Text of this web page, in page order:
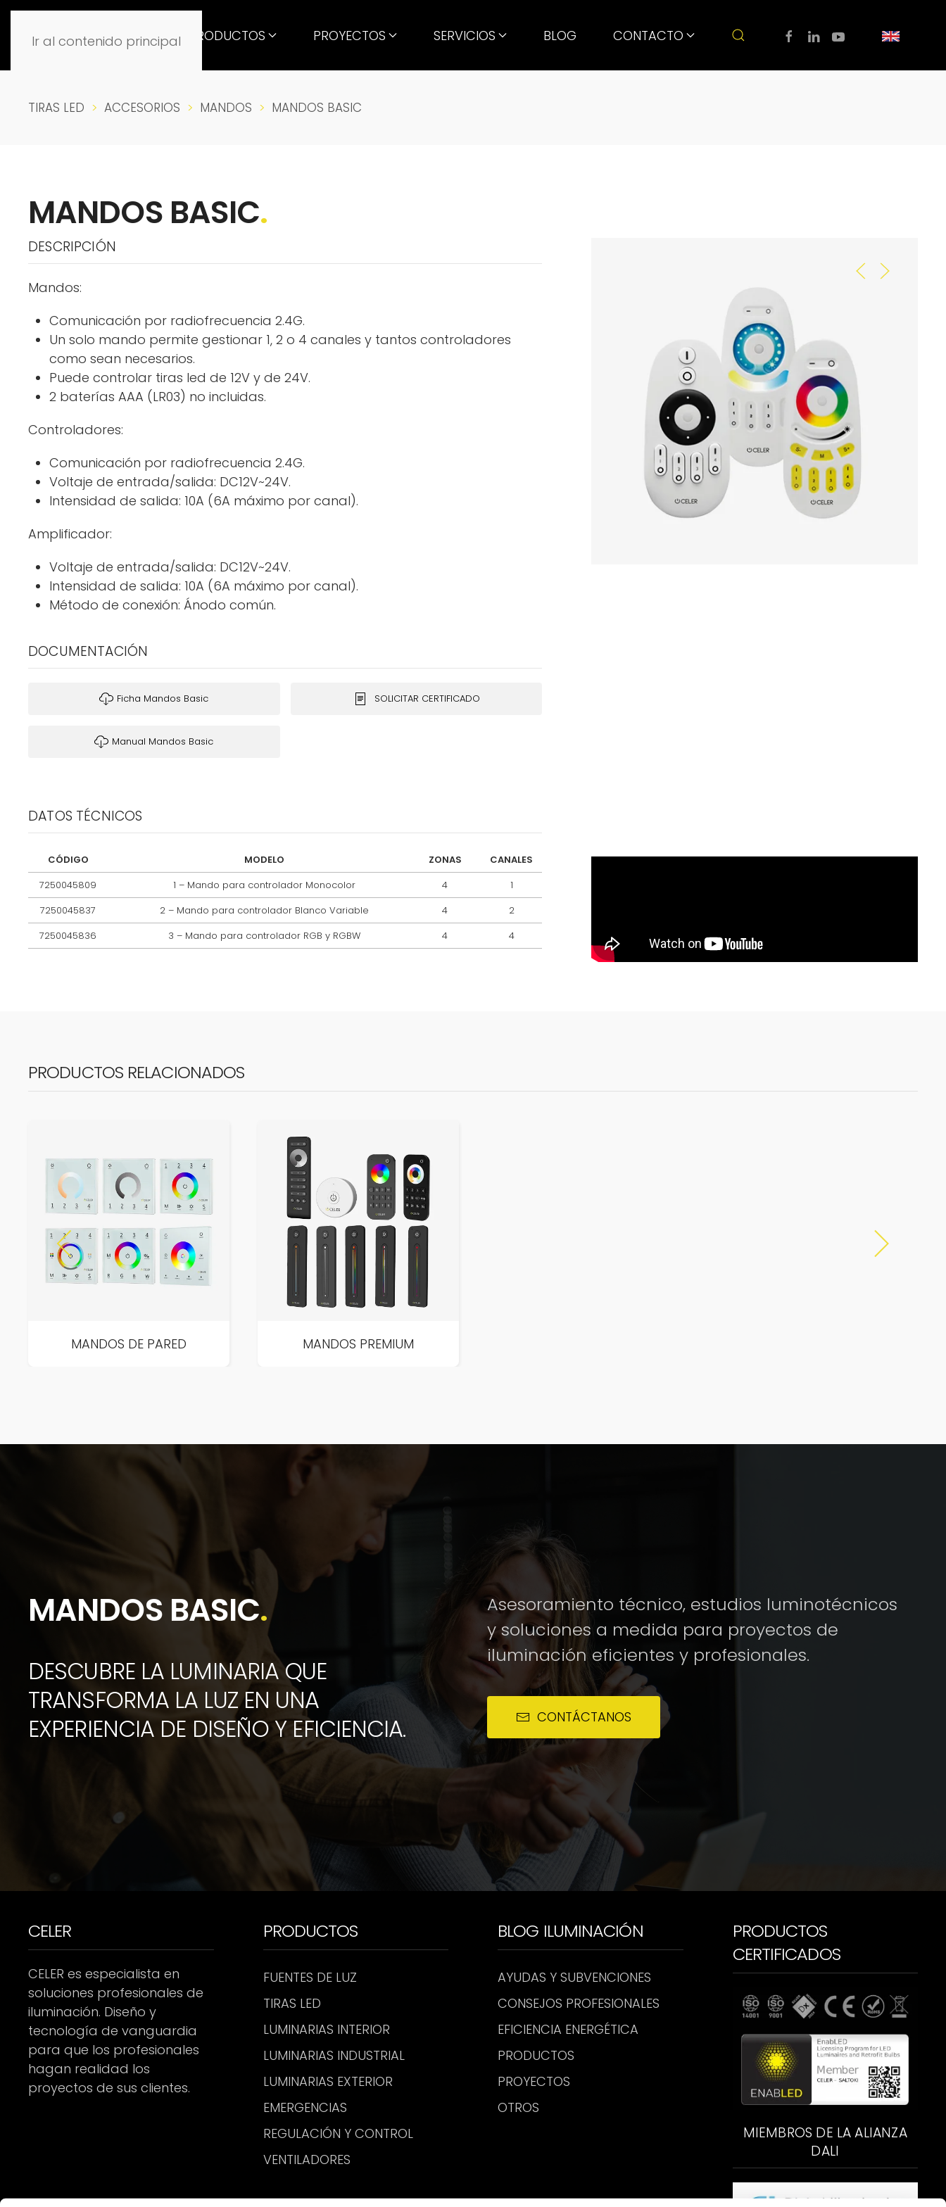
Ir al contenido principal PRODUCTOS PROYECTOS SERVICIOS BLOG CONTACTO
TIRAS LED ACCESORIOS MANDOS MANDOS BASIC
MANDOS BASIC.
DESCRIPCIÓN
Mandos:
Comunicación por radiofrecuencia 2.4G.
Un solo mando permite gestionar 1, 2 o 4 canales y tantos controladores
como sean necesarios.
Puede controlar tiras led de 12V y de 24V.
2 baterías AAA (LR03) no incluidas.
Controladores:
Comunicación por radiofrecuencia 2.4G.
Voltaje de entrada/salida: DC12V~24V.
Intensidad de salida: 10A (6A máximo por canal).
Amplificador:
Voltaje de entrada/salida: DC12V~24V.
Intensidad de salida: 10A (6A máximo por canal).
Método de conexión: Ánodo común.
DOCUMENTACIÓN
Ficha Mandos Basic
Manual Mandos Basic
SOLICITAR CERTIFICADO
DATOS TÉCNICOS
CÓDIGO MODELO ZONAS
CANALES
7250045809
1 – Mando para controlador Monocolor 4
1
7250045837
2 – Mando para controlador Blanco Variable 4
2
7250045836
3 – Mando para controlador RGB y RGBW 4 4
PRODUCTOS RELACIONADOS
MANDOS DE PARED MANDOS PREMIUM
MANDOS BASIC.
DESCUBRE LA LUMINARIA QUE
TRANSFORMA LA LUZ EN UNA
EXPERIENCIA DE DISEÑO Y EFICIENCIA.
Asesoramiento técnico, estudios luminotécnicos
y soluciones a medida para proyectos de
iluminación eficientes y profesionales.
CONTÁCTANOS
CELER
CELER es especialista en
soluciones profesionales de
iluminación. Diseño y
tecnología de vanguardia
para que los profesionales
hagan realidad los
proyectos de sus clientes.
PRODUCTOS
FUENTES DE LUZ
TIRAS LED
LUMINARIAS INTERIOR
LUMINARIAS INDUSTRIAL
LUMINARIAS EXTERIOR
EMERGENCIAS
REGULACIÓN Y CONTROL
VENTILADORES
BLOG ILUMINACIÓN
AYUDAS Y SUBVENCIONES
CONSEJOS PROFESIONALES
EFICIENCIA ENERGÉTICA
PRODUCTOS
PROYECTOS
OTROS
PRODUCTOS
CERTIFICADOS
MIEMBROS DE LA ALIANZA
DALI